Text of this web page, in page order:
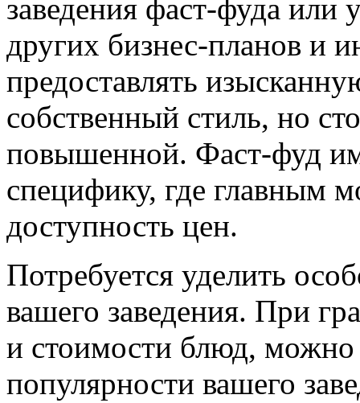
заведения фаст-фуда
других бизнес-планов и
предоставлять
собственный стиль, но
повышенной. Фаст-фуд
специфику, где главным
доступность цен.
Потребуется уделить
вашего заведения. При
и стоимости блюд, можно
популярности вашего